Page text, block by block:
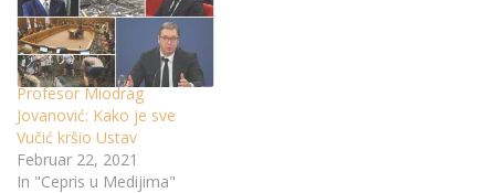
Profesor Miodrag
Jovanović: Kako je sve
Vučić kršio Ustav
Februar 22, 2021
In "Cepris u Medijima"